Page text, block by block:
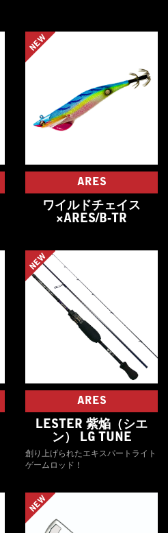
NEW
ARES
ワイルドチェイス
×ARES/B-TR
NEW
ARES
LESTER 紫焔（シエ
ン） LG TUNE
創り上げられたエキスパートライト
ゲームロッド！
NEW